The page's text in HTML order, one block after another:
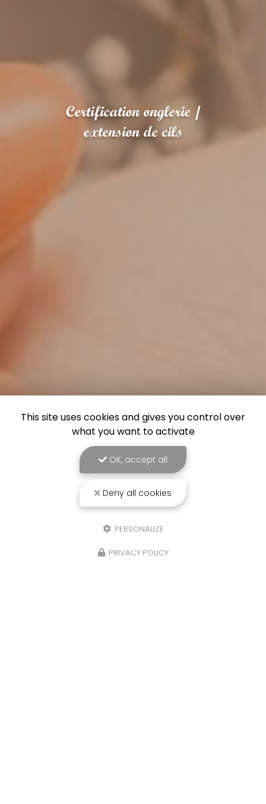
Certification onglerie /
extension de cils
This site uses cookies and gives you control over
what you want to activate
OK, accept all
Deny all cookies
PERSONALIZE
PRIVACY POLICY